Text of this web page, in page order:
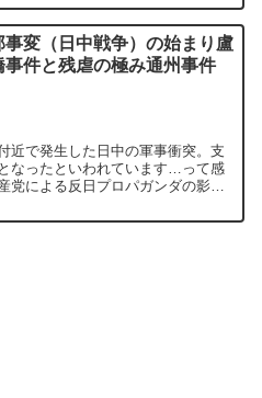
事変（日中戦争）の始まり盧
事件と残虐の極み通州事件
近で発生した日中の軍事衝突。支
なったといわれています…って感
党による反日プロパガンダの影響